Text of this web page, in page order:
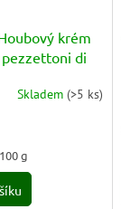
krém
pezzettoni di
Skladem(>5 ks)
g